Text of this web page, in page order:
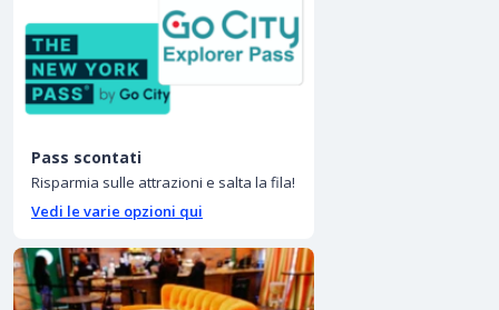
Pass scontati
Risparmia sulle attrazioni e salta la fila!
Vedi le varie opzioni qui